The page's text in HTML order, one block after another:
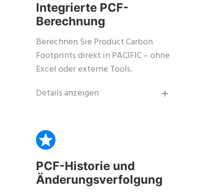
Integrierte PCF-
Berechnung
Berechnen Sie Product Carbon
Footprints direkt in PACIFIC – ohne
Excel oder externe Tools.
Details anzeigen
PCF-Historie und
Änderungsverfolgung